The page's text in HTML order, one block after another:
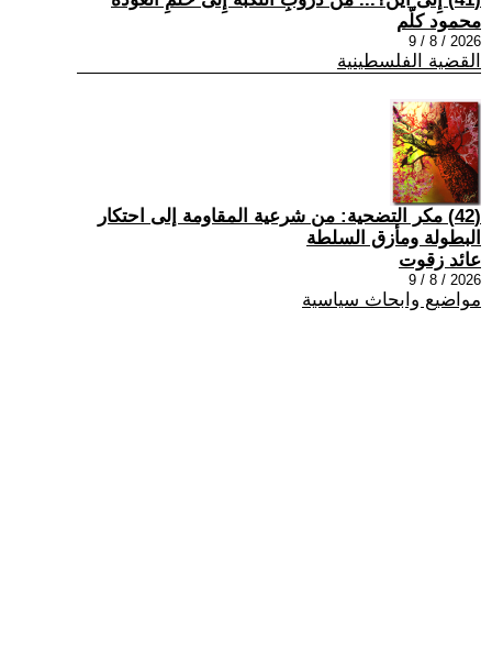
محمود كلّم
2026 / 8 / 9
القضية الفلسطينية
(42) مكر التضحية: من شرعية المقاومة إلى احتكار
البطولة ومأزق السلطة
عائد زقوت
2026 / 8 / 9
مواضيع وابحاث سياسية